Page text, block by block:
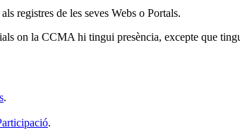
registres de les seves Webs o Portals.
on la CCMA hi tingui presència, excepte que
.
.